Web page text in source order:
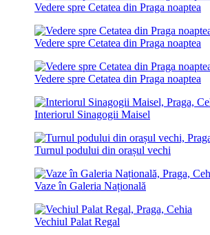
Vedere spre Cetatea din Praga noaptea
Vedere spre Cetatea din Praga noaptea
Vedere spre Cetatea din Praga noaptea
Interiorul Sinagogii Maisel
Turnul podului din orașul vechi
Vaze în Galeria Națională
Vechiul Palat Regal